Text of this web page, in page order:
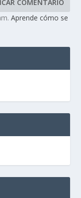
Aprende cómo se